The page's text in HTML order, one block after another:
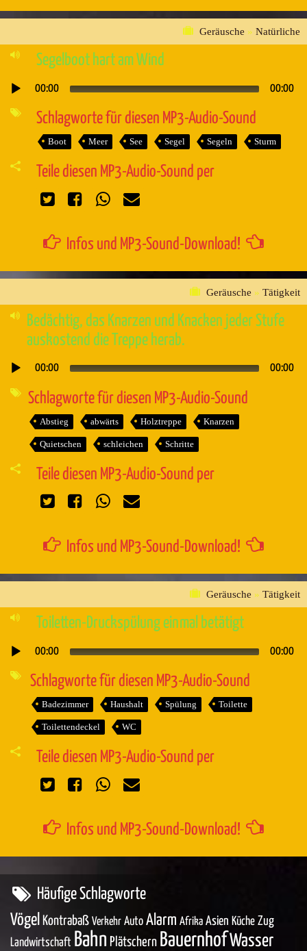
Geräusche » Natürliche
Segelboot hart am Wind
Audio-
00:00 00:00
Schlagworte für diesen MP3-Audio-Sound
Boot Meer See Segel Segeln Sturm
Teile diesen MP3-Audio-Sound per
Infos und MP3-Sound-Download!
Geräusche » Tätigkeit
Bedächtig, das Knarzen und Knacken jeder Stufe
auskostend die Treppe herab.
Audio-
00:00 00:00
Schlagworte für diesen MP3-Audio-Sound
Abstieg abwärts Holztreppe Knarzen
Quietschen schleichen Schritte
Teile diesen MP3-Audio-Sound per
Infos und MP3-Sound-Download!
Geräusche » Tätigkeit
Toiletten-Druckspülung einmal betätigt
Audio-
00:00 00:00
Schlagworte für diesen MP3-Audio-Sound
Badezimmer Haushalt Spülung Toilette
Toilettendeckel WC
Teile diesen MP3-Audio-Sound per
Infos und MP3-Sound-Download!
Häufige Schlagworte
Vögel Kontrabaß Verkehr Auto Alarm Afrika Asien Küche Zug
Landwirtschaft Bahn Plätschern BauernhofWasser